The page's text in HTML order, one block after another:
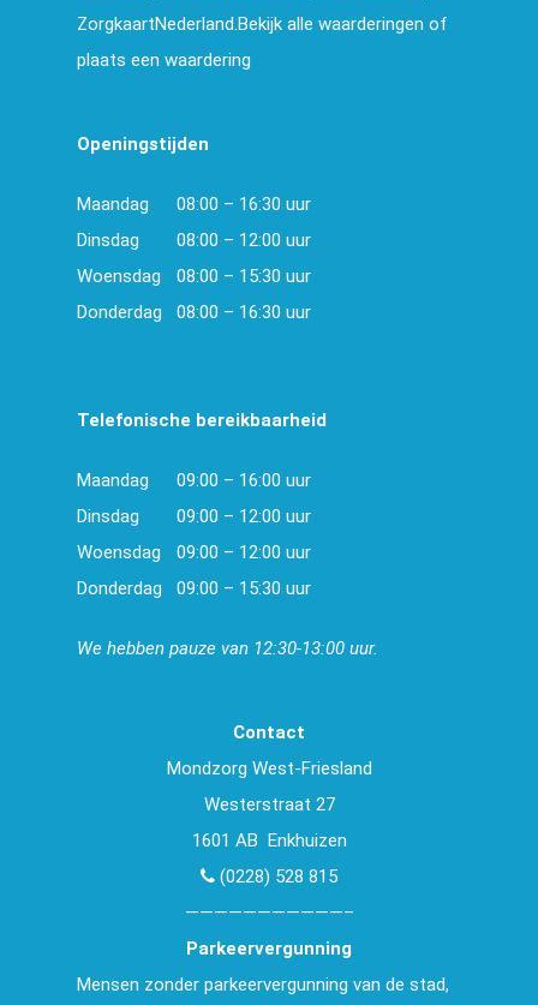
ZorgkaartNederland.Bekijk alle waarderingen of
plaats een waardering
Openingstijden
Maandag
08:00 – 16:30 uur
Dinsdag
08:00 – 12:00 uur
Woensdag
08:00 – 15:30 uur
Donderdag
08:00 – 16:30 uur
Telefonische bereikbaarheid
Maandag
09:00 – 16:00 uur
Dinsdag
09:00 – 12:00 uur
Woensdag
09:00 – 12:00 uur
Donderdag
09:00 – 15:30 uur
We hebben pauze van 12:30-13:00 uur.
Contact
Mondzorg West-Friesland
Westerstraat 27
1601 AB Enkhuizen
(0228) 528 815
———————————–
Parkeervergunning
Mensen zonder parkeervergunning van de stad,